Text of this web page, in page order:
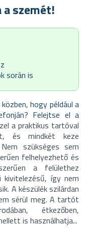
szemét!
során is
hogy például a
Felejtse el a
a praktikus tartóval
ésmindkét keze
szükséges sem
felhelyezhető és
a felülethez
kivitelezésű, így nem
A készülék szilárdan
sérül meg. A tartót
étkezőben,
is használhatja...